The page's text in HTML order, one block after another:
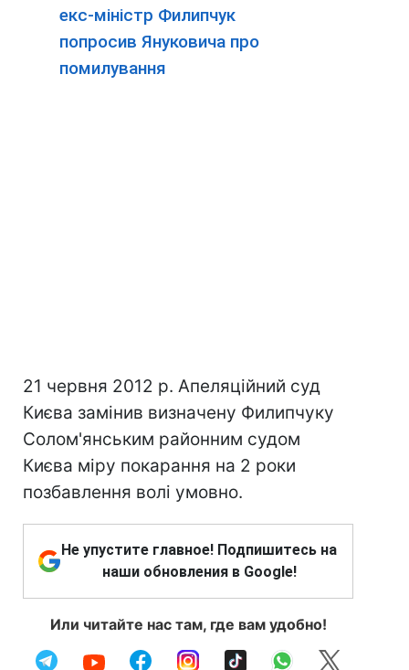
екс-міністр Филипчук
попросив Януковича про
помилування
21 червня 2012 р. Апеляційний суд
Києва замінив визначену Филипчуку
Солом'янським районним судом
Києва міру покарання на 2 роки
позбавлення волі умовно.
Не упустите главное! Подпишитесь на
наши обновления в Google!
Или читайте нас там, где вам удобно!